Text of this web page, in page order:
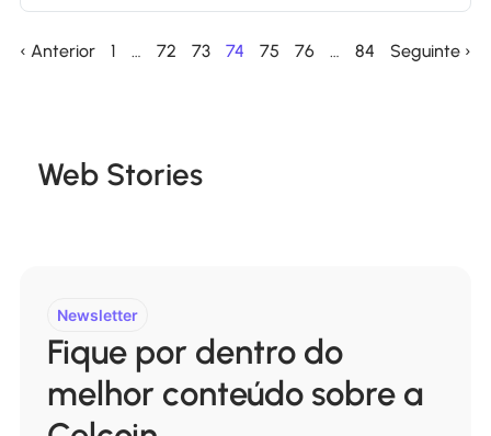
‹ Anterior 1 … 72 73 74 75 76 … 84 Seguinte ›
Web Stories
Newsletter
Fique por dentro do
melhor conteúdo sobre a